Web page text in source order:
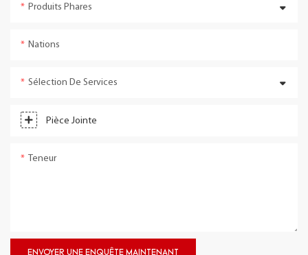
Produits Phares
Nations
Sélection De Services
Pièce Jointe
Teneur
ENVOYER UNE ENQUÊTE MAINTENANT